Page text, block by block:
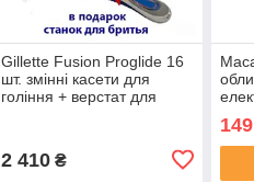
Gillette Fusion Proglide 16
шт. змінні касети для
гоління + верстат для
2 410₴
149